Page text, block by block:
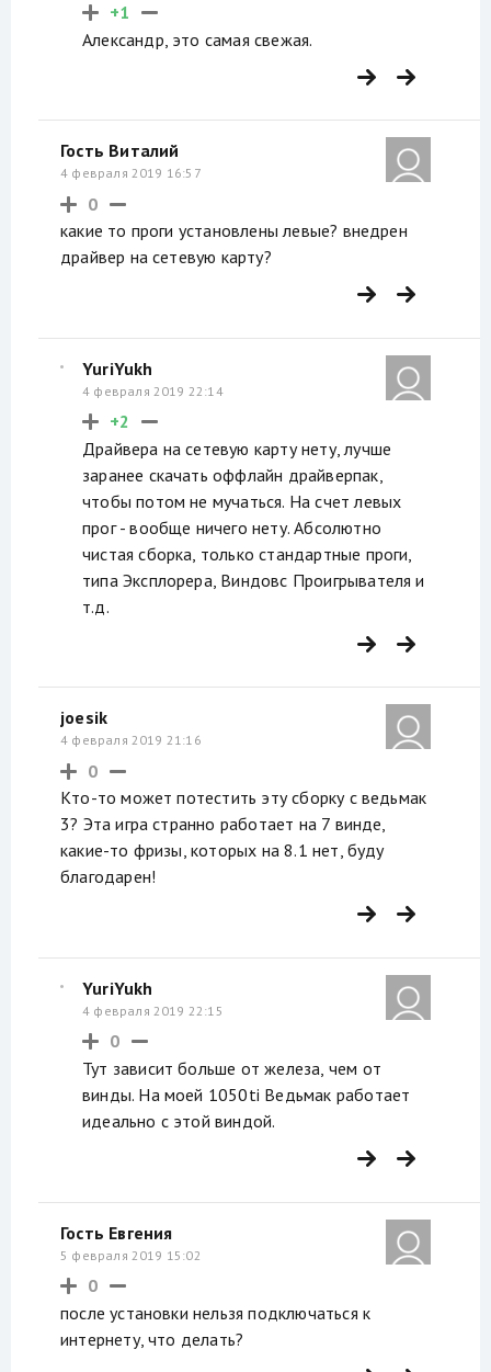
+1
Александр, это самая свежая.
Гость Виталий
4 февраля 2019 16:57
0
какие то проги установлены левые? внедрен
драйвер на сетевую карту?
YuriYukh
4 февраля 2019 22:14
+2
Драйвера на сетевую карту нету, лучше
заранее скачать оффлайн драйверпак,
чтобы потом не мучаться. На счет левых
прог - вообще ничего нету. Абсолютно
чистая сборка, только стандартные проги,
типа Эксплорера, Виндовс Проигрывателя и
т.д.
joesik
4 февраля 2019 21:16
0
Кто-то может потестить эту сборку с ведьмак
3? Эта игра странно работает на 7 винде,
какие-то фризы, которых на 8.1 нет, буду
благодарен!
YuriYukh
4 февраля 2019 22:15
0
Тут зависит больше от железа, чем от
винды. На моей 1050ti Ведьмак работает
идеально с этой виндой.
Гость Евгения
5 февраля 2019 15:02
0
после установки нельзя подключаться к
интернету, что делать?